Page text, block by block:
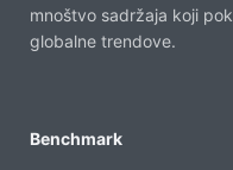
mnoštvo sadržaja koji
globalne trendove.
Benchmark